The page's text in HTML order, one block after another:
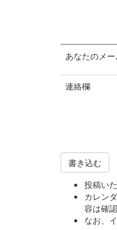
あなたのメ
連絡欄
書き込む
投稿い
カレン
容は確
なお、